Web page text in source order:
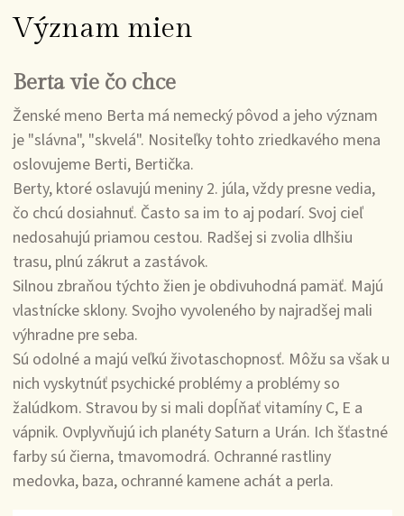
Význam mien
Berta vie čo chce
Ženské meno Berta má nemecký pôvod a jeho význam
je "slávna", "skvelá". Nositeľky tohto zriedkavého mena
oslovujeme Berti, Bertička.
Berty, ktoré oslavujú meniny 2. júla, vždy presne vedia,
čo chcú dosiahnuť. Často sa im to aj podarí. Svoj cieľ
nedosahujú priamou cestou. Radšej si zvolia dlhšiu
trasu, plnú zákrut a zastávok.
Silnou zbraňou týchto žien je obdivuhodná pamäť. Majú
vlastnícke sklony. Svojho vyvoleného by najradšej mali
výhradne pre seba.
Sú odolné a majú veľkú životaschopnosť. Môžu sa však u
nich vyskytnúť psychické problémy a problémy so
žalúdkom. Stravou by si mali dopĺňať vitamíny C, E a
vápnik. Ovplyvňujú ich planéty Saturn a Urán. Ich šťastné
farby sú čierna, tmavomodrá. Ochranné rastliny
medovka, baza, ochranné kamene achát a perla.